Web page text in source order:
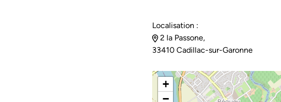
Localisation :
2 la Passone,
33410 Cadillac-sur-Garonne
+
−